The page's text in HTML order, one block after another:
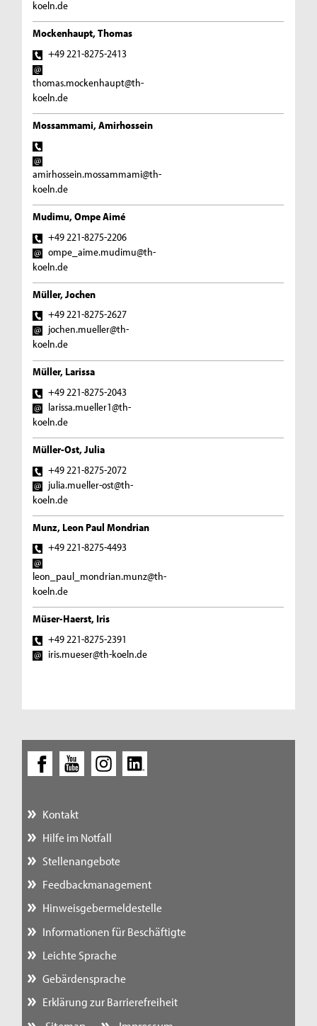
koeln.de
Mockenhaupt, Thomas
+49 221-8275-2413
thomas.mockenhaupt@th-
koeln.de
Mossammami, Amirhossein
amirhossein.mossammami@th-
koeln.de
Mudimu, Ompe Aimé
+49 221-8275-2206
ompe_aime.mudimu@th-
koeln.de
Müller, Jochen
+49 221-8275-2627
jochen.mueller@th-
koeln.de
Müller, Larissa
+49 221-8275-2043
larissa.mueller1@th-
koeln.de
Müller-Ost, Julia
+49 221-8275-2072
julia.mueller-ost@th-
koeln.de
Munz, Leon Paul Mondrian
+49 221-8275-4493
leon_paul_mondrian.munz@th-
koeln.de
Müser-Haerst, Iris
+49 221-8275-2391
iris.mueser@th-koeln.de
Kontakt
Hilfe im Notfall
Stellenangebote
Feedbackmanagement
Hinweisgebermeldestelle
Informationen für Beschäftigte
Leichte Sprache
Gebärdensprache
Erklärung zur Barrierefreiheit